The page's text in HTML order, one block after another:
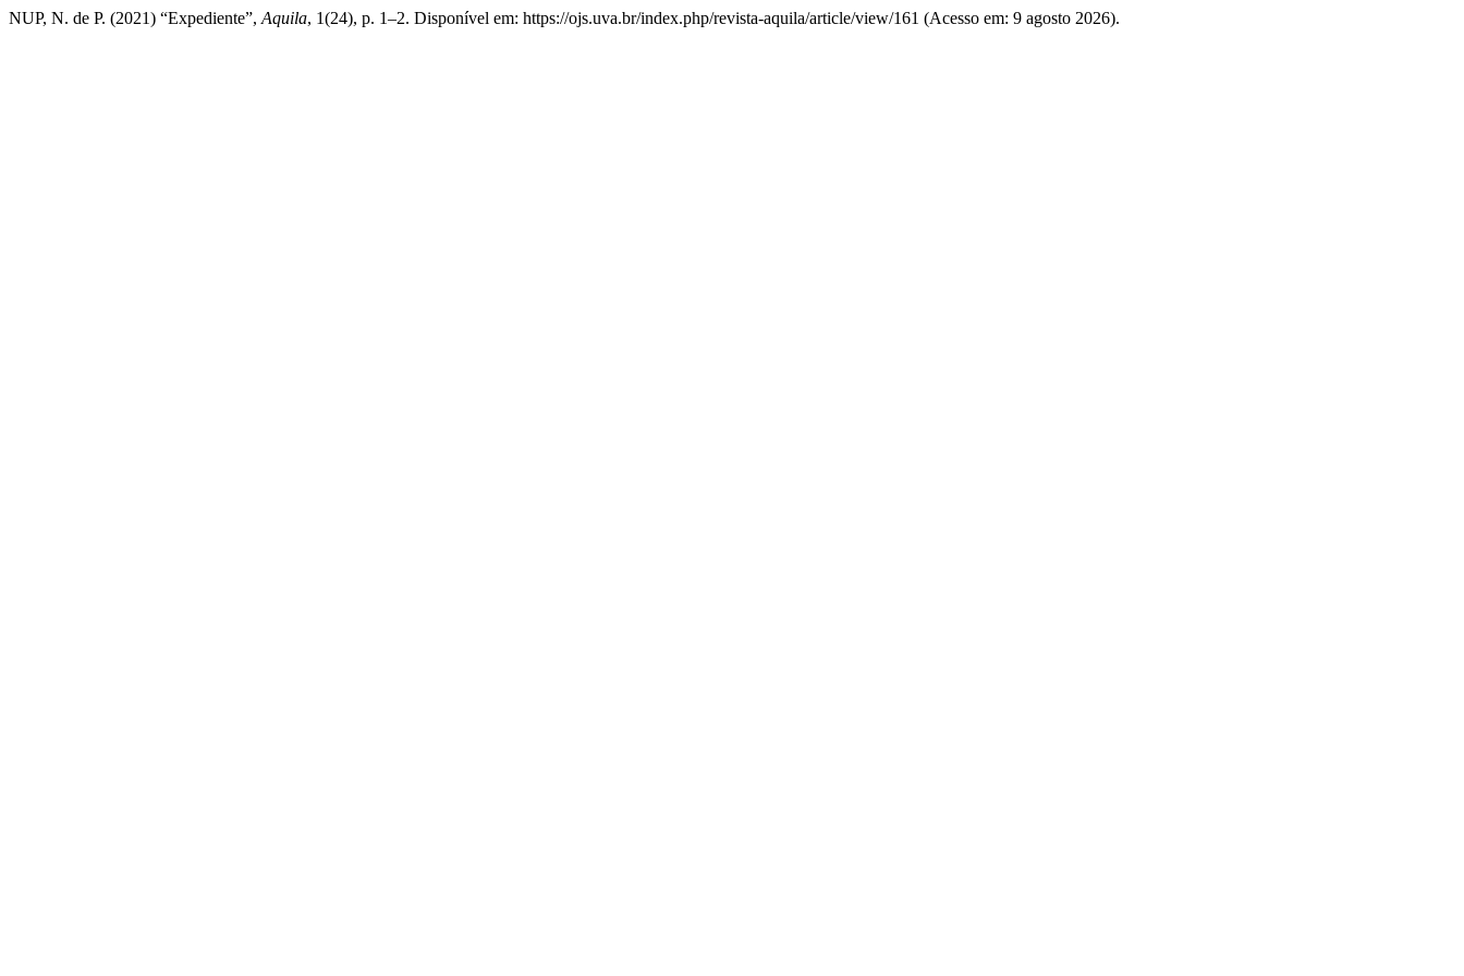
NUP, N. de P. (2021) “Expediente”, Aquila, 1(24), p. 1–2. Disponível em: https://ojs.uva.br/index.php/revista-aquila/article/view/161 (Acesso em: 9 agosto 2026).